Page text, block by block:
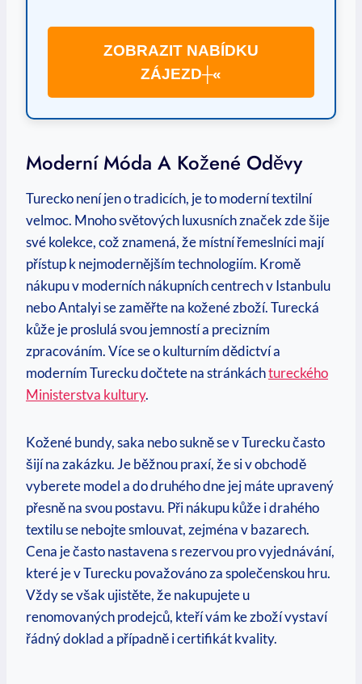
ZOBRAZIT NABÍDKU
ZÁJEZD┼«
Moderní Móda A Kožené Oděvy
Turecko není jen o tradicích, je to moderní textilní
velmoc. Mnoho světových luxusních značek zde šije
své kolekce, což znamená, že místní řemeslníci mají
přístup k nejmodernějším technologiím. Kromě
nákupu v moderních nákupních centrech v Istanbulu
nebo Antalyi se zaměřte na kožené zboží. Turecká
kůže je proslulá svou jemností a precizním
zpracováním. Více se o kulturním dědictví a
moderním Turecku dočtete na stránkáchtureckého
Ministerstva kultury.
Kožené bundy, saka nebo sukně se v Turecku často
šijí na zakázku. Je běžnou praxí, že si v obchodě
vyberete model a do druhého dne jej máte upravený
přesně na svou postavu. Při nákupu kůže i drahého
textilu se nebojte smlouvat, zejména v bazarech.
Cena je často nastavena s rezervou pro vyjednávání,
které je v Turecku považováno za společenskou hru.
Vždy se však ujistěte, že nakupujete u
renomovaných prodejců, kteří vám ke zboží vystaví
řádný doklad a případně i certifikát kvality.